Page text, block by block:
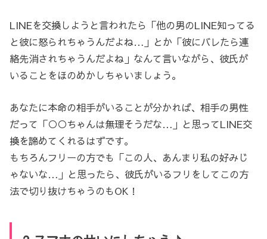
LINEを交換しようと言われたら「他の男のLINE知ってる
と彼に怒られちゃうんだよね…」とか「彼にバレたら連
絡先消されちゃうんだよね」なんて言いながら、彼氏が
いることをほのめかしちゃいましょう。
あなたに本命の相手がいることが分かれば、相手の男性
だって「○○ちゃんは無理そうだな…」と思ってLINE交
換を諦めてくれるはずです。
もちろんフリーの方でも「この人、あんまり私の好みじ
ゃないな…」と思ったら、彼氏がいるフリをしてこの方
法で切り抜けちゃうのもOK！